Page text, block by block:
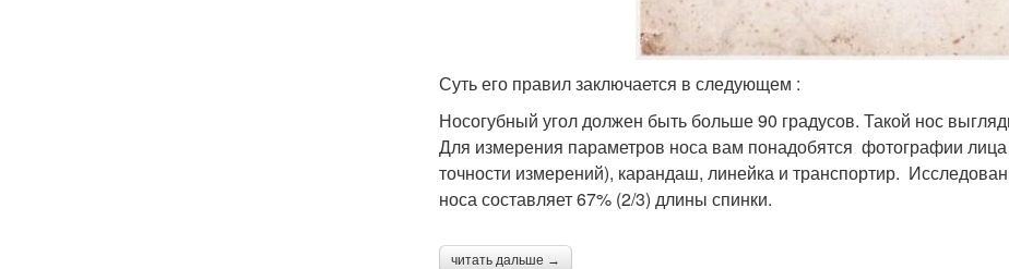
Суть его правил заключается в следующем :
Носогубный угол должен быть больше 90 градусов. Такой нос
Для измерения параметров носа вам понадобятся фотографии
точности измерений), карандаш, линейка и транспортир.
носа составляет 67% (2/3) длины спинки.
читать дальше →